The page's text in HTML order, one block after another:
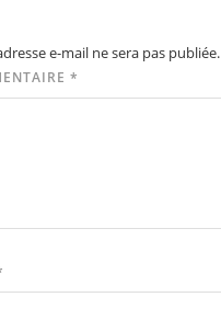
e-mail ne sera pas publiée.
*